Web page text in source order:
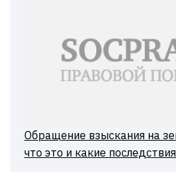
Обращение взыскания на
что это и какие